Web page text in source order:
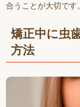
合うことが大切です
矯正中に虫
方法